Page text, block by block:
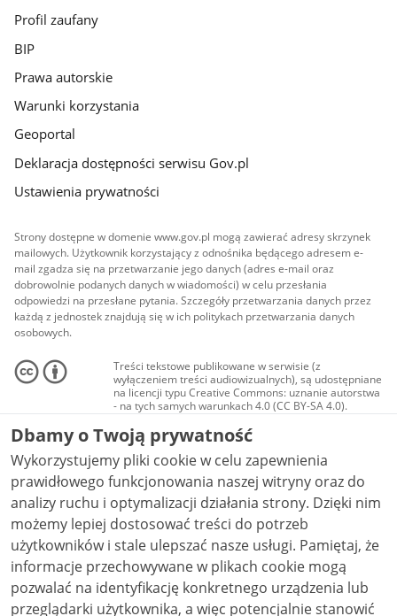
Profil zaufany
BIP
Prawa autorskie
Warunki korzystania
Geoportal
Deklaracja dostępności serwisu Gov.pl
Ustawienia prywatności
Strony dostępne w domenie www.gov.pl mogą zawierać adresy skrzynek
mailowych. Użytkownik korzystający z odnośnika będącego adresem e-
mail zgadza się na przetwarzanie jego danych (adres e-mail oraz
dobrowolnie podanych danych w wiadomości) w celu przesłania
odpowiedzi na przesłane pytania. Szczegóły przetwarzania danych przez
każdą z jednostek znajdują się w ich politykach przetwarzania danych
osobowych.
Treści tekstowe publikowane w serwisie (z
wyłączeniem treści audiowizualnych), są udostępniane
na licencji typu Creative Commons: uznanie autorstwa
- na tych samych warunkach 4.0 (CC BY-SA 4.0).
Materiały audiowizualne, w tym zdjęcia, materiały
audio i wideo, są udostępniane na licencji typu
Creative Commons: uznanie autorstwa użycie
niekomercyjne - bez utworów zależnych 4.0 (CC BY-
NC-ND 4.0), o ile nie jest to stwierdzone inaczej.
Dbamy o Twoją prywatność
Wykorzystujemy pliki cookie w celu zapewnienia
prawidłowego funkcjonowania naszej witryny oraz do
analizy ruchu i optymalizacji działania strony. Dzięki nim
możemy lepiej dostosować treści do potrzeb
użytkowników i stale ulepszać nasze usługi. Pamiętaj, że
informacje przechowywane w plikach cookie mogą
pozwalać na identyfikację konkretnego urządzenia lub
przeglądarki użytkownika, a więc potencjalnie stanowić